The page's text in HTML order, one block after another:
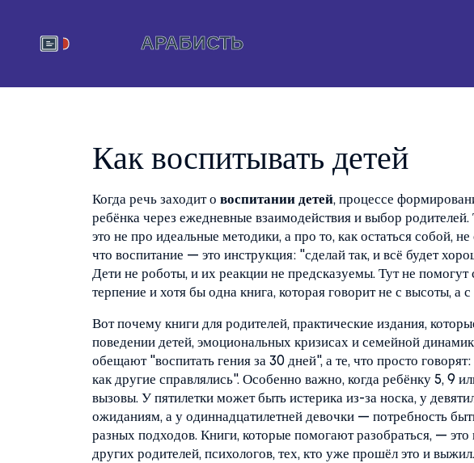
Как воспитывать детей
Когда речь заходит о воспитании детей, процессе
ребёнка через ежедневные взаимодействия и выбор родителей.
это не про идеальные методики, а про то, как остаться собой,
что воспитание — это инструкция: "сделай так, и всё будет
Дети не роботы, и их реакции не предсказуемы. Тут не
терпение и хотя бы одна книга, которая говорит не с высоты, а с
Вот почему книги для родителей, практические издания,
поведении детей, эмоциональных кризисах и семейной
обещают "воспитать гения за 30 дней", а те, что просто
как другие справлялись". Особенно важно, когда ребёнку 5, 9
вызовы. У пятилетки может быть истерика из-за носка, у
ожиданиям, а у одиннадцатилетней девочки — потребность
разных подходов. Книги, которые помогают разобраться, —
других родителей, психологов, тех, кто уже прошёл это и выжил.